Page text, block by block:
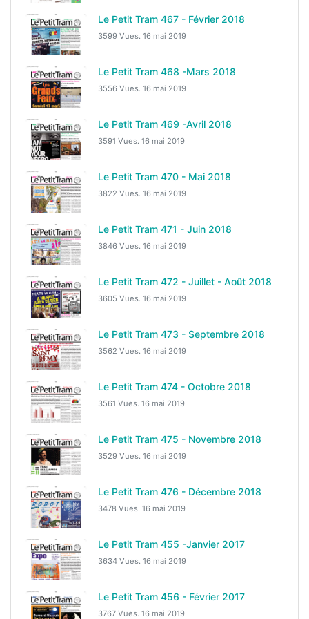
Le Petit Tram 467 - Février 2018
3599 Vues. 16 mai 2019
Le Petit Tram 468 -Mars 2018
3556 Vues. 16 mai 2019
Le Petit Tram 469 -Avril 2018
3591 Vues. 16 mai 2019
Le Petit Tram 470 - Mai 2018
3822 Vues. 16 mai 2019
Le Petit Tram 471 - Juin 2018
3846 Vues. 16 mai 2019
Le Petit Tram 472 - Juillet - Août 2018
3605 Vues. 16 mai 2019
Le Petit Tram 473 - Septembre 2018
3562 Vues. 16 mai 2019
Le Petit Tram 474 - Octobre 2018
3561 Vues. 16 mai 2019
Le Petit Tram 475 - Novembre 2018
3529 Vues. 16 mai 2019
Le Petit Tram 476 - Décembre 2018
3478 Vues. 16 mai 2019
Le Petit Tram 455 -Janvier 2017
3634 Vues. 16 mai 2019
Le Petit Tram 456 - Février 2017
3767 Vues. 16 mai 2019